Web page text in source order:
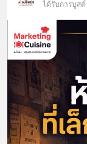
ได้รับการบูสต์